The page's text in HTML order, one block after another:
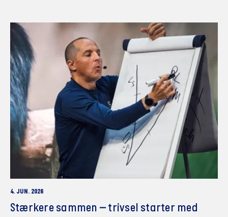
4. JUN. 2026
Stærkere sammen – trivsel starter med